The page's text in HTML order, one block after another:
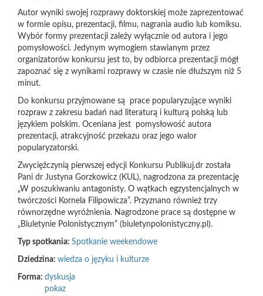
Autor wyniki swojej rozprawy doktorskiej może zaprezentować
w formie opisu, prezentacji, filmu, nagrania audio lub komiksu.
Wybór formy prezentacji zależy wyłącznie od autora i jego
pomysłowości. Jedynym wymogiem stawianym przez
organizatorów konkursu jest to, by odbiorca prezentacji mógł
zapoznać się z wynikami rozprawy w czasie nie dłuższym niż 5
minut.
Do konkursu przyjmowane są prace popularyzujące wyniki
rozpraw z zakresu badań nad literaturą i kulturą polską lub
językiem polskim. Oceniana jest pomysłowość autora
prezentacji, atrakcyjność przekazu oraz jego walor
popularyzatorski.
Zwyciężczynią pierwszej edycji Konkursu Publikuj.dr została
Pani dr Justyna Gorzkowicz (KUL), nagrodzona za prezentację
„W poszukiwaniu antagonisty. O wątkach egzystencjalnych w
twórczości Kornela Filipowicza”. Przyznano również trzy
równorzędne wyróżnienia. Nagrodzone prace są dostępne w
„Biuletynie Polonistycznym” (biuletynpolonistyczny.pl).
Typ spotkania: Spotkanie weekendowe
Dziedzina: wiedza o języku i kulturze
Forma: dyskusja
pokaz